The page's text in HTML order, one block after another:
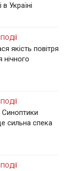
Україні
ПОДІЇ
якість повітря
нічного
ПОДІЇ
сильна спека
ПОДІЇ